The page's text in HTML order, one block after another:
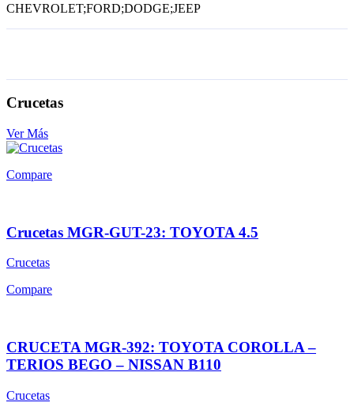
CHEVROLET;FORD;DODGE;JEEP
Crucetas
Ver Más
Compare
Crucetas MGR-GUT-23: TOYOTA 4.5
Crucetas
Compare
CRUCETA MGR-392: TOYOTA COROLLA –
TERIOS BEGO – NISSAN B110
Crucetas